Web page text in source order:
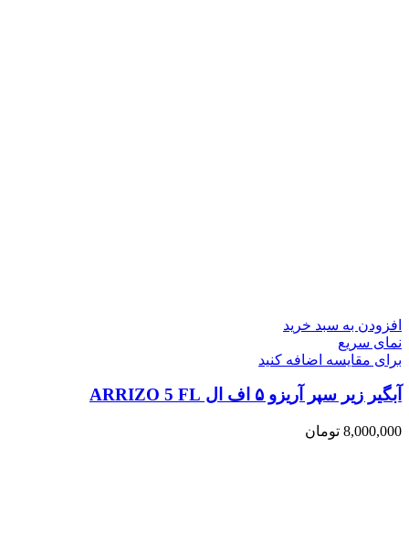
افزودن به سبد خرید
نمای سریع
برای مقایسه اضافه کنید
آبگیر زیر سپر آریزو ۵ اف ال ARRIZO 5 FL
8,000,000 تومان